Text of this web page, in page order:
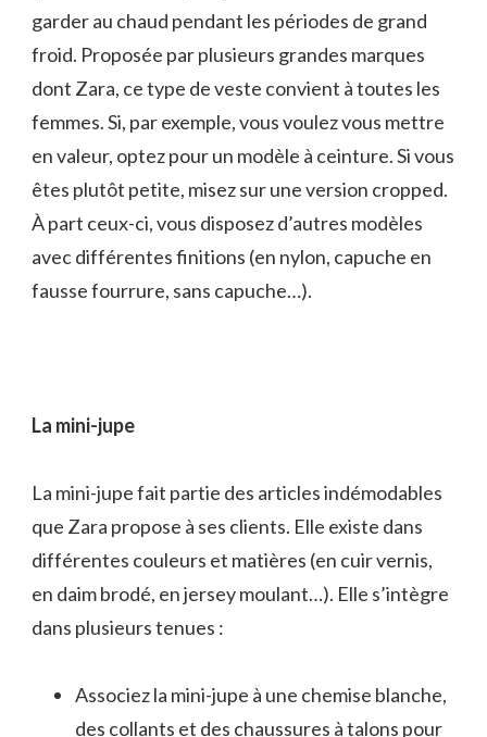
garder au chaud pendant les périodes de grand
froid. Proposée par plusieurs grandes marques
dont Zara, ce type de veste convient à toutes les
femmes. Si, par exemple, vous voulez vous mettre
en valeur, optez pour un modèle à ceinture. Si vous
êtes plutôt petite, misez sur une version cropped.
À part ceux-ci, vous disposez d’autres modèles
avec différentes finitions (en nylon, capuche en
fausse fourrure, sans capuche…).
La mini-jupe
La mini-jupe fait partie des articles indémodables
que Zara propose à ses clients. Elle existe dans
différentes couleurs et matières (en cuir vernis,
en daim brodé, en jersey moulant…). Elle s’intègre
dans plusieurs tenues :
Associez la mini-jupe à une chemise blanche,
des collants et des chaussures à talons pour